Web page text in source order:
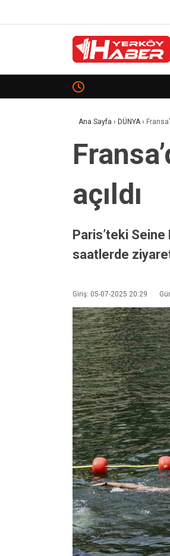
Ana Sayfa › DÜNYA›
açıldı
Paris’teki Seine
saatlerde
Giriş: 05-07-2025 20:29